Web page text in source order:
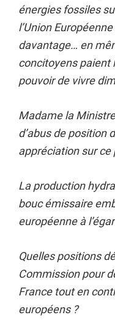
énergies fossiles
l’Union
davantage… en
concitoyens paient
pouvoir de vivre
Madame la
d’abus de position
appréciation sur ce
La production
bouc émissaire
européenne à
Quelles positions
Commission pour
France tout en
européens ?